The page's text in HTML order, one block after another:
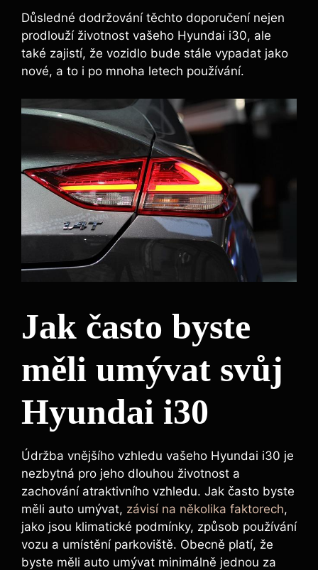
Důsledné dodržování těchto doporučení nejen
prodlouží životnost vašeho Hyundai i30, ale
také zajistí, že vozidlo bude stále vypadat jako
nové, a to i po mnoha letech používání.
Jak často byste
měli umývat svůj
Hyundai i30
Údržba vnějšího vzhledu vašeho Hyundai i30 je
nezbytná pro jeho dlouhou životnost a
zachování atraktivního vzhledu. Jak často byste
měli auto umývat, závisí na několika faktorech,
jako jsou klimatické podmínky, způsob používání
vozu a umístění parkoviště. Obecně platí, že
byste měli auto umývat minimálně jednou za